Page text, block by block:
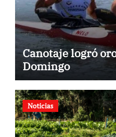
Canotaje logró
Domingo
Noticias